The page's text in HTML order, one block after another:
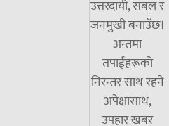
उत्तरदायी, सबल र
जनमुखी बनाउँछ।
अन्तमा
तपाईंहरूको
निरन्तर साथ रहने
अपेक्षासाथ,
उपहार खबर